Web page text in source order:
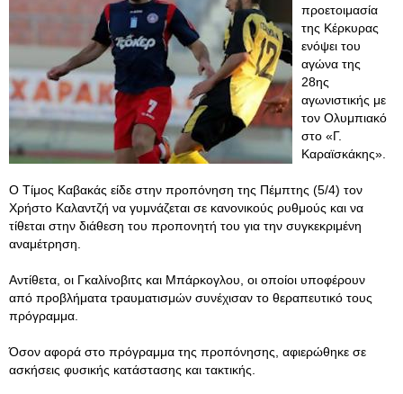
προετοιμασία
της Κέρκυρας
ενόψει του
αγώνα της
28ης
αγωνιστικής με
τον Ολυμπιακό
στο «Γ.
Καραϊσκάκης».
Ο Τίμος Καβακάς είδε στην προπόνηση της Πέμπτης (5/4) τον
Χρήστο Καλαντζή να γυμνάζεται σε κανονικούς ρυθμούς και να
τίθεται στην διάθεση του προπονητή του για την συγκεκριμένη
αναμέτρηση.
Αντίθετα, οι Γκαλίνοβιτς και Μπάρκογλου, οι οποίοι υποφέρουν
από προβλήματα τραυματισμών συνέχισαν το θεραπευτικό τους
πρόγραμμα.
Όσον αφορά στο πρόγραμμα της προπόνησης, αφιερώθηκε σε
ασκήσεις φυσικής κατάστασης και τακτικής.